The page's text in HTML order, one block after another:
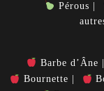
Pérous
Barbe d’Âne
Bournette